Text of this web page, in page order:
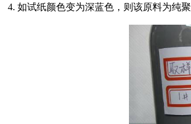
4. 如试纸颜色变为深蓝色，则该原料为纯